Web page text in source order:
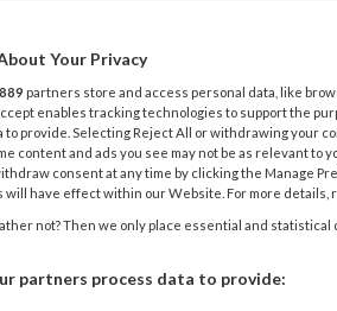
is beter
zijn verschenen en ze gaan
preventie en behandeling van peri-
infecties’. De Nederlandse
Your Privacy
889 partners store and access personal data, like
enables tracking technologies to support the
to provide. Selecting Reject All or withdrawing your
content and ads you see may not be as relevant to
consent at any time by clicking the Manage
will have effect within our Website. For more details,
not? Then we only place essential and statistical
partners process data to provide: